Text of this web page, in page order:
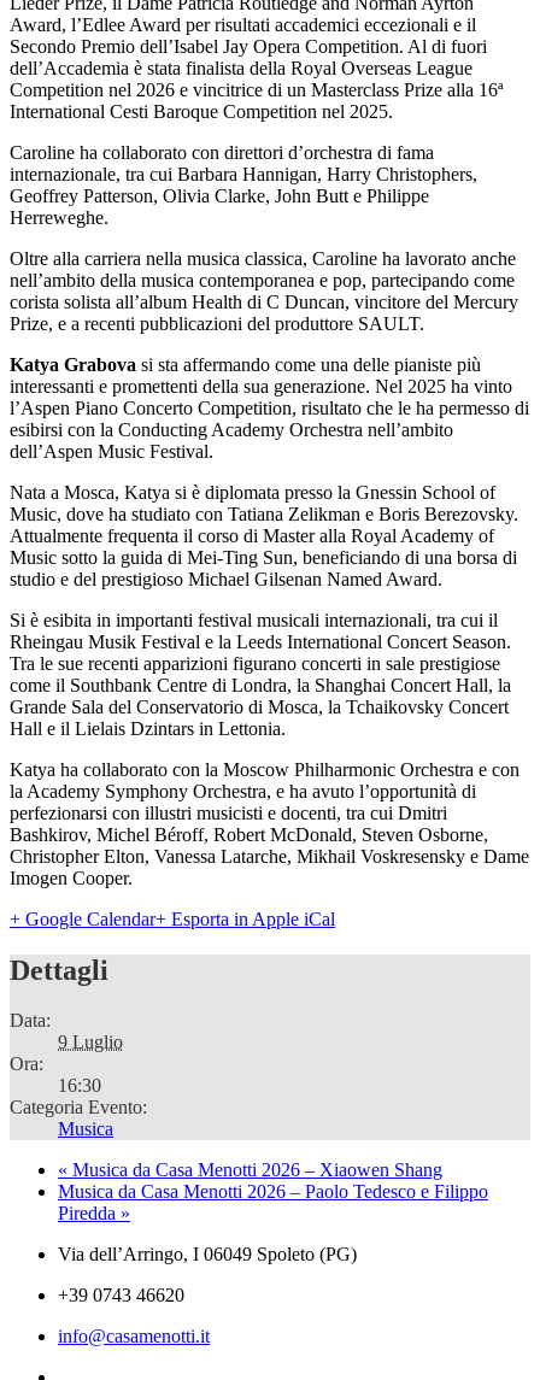
Award, l’Edlee Award per risultati accademici eccezionali e il
Secondo Premio dell’Isabel Jay Opera Competition. Al di fuori
dell’Accademia è stata finalista della Royal Overseas League
Competition nel 2026 e vincitrice di un Masterclass Prize alla 16ª
International Cesti Baroque Competition nel 2025.
Caroline ha collaborato con direttori d’orchestra di fama
internazionale, tra cui Barbara Hannigan, Harry Christophers,
Geoffrey Patterson, Olivia Clarke, John Butt e Philippe
Herreweghe.
Oltre alla carriera nella musica classica, Caroline ha lavorato anche
nell’ambito della musica contemporanea e pop, partecipando come
corista solista all’album Health di C Duncan, vincitore del Mercury
Prize, e a recenti pubblicazioni del produttore SAULT.
Katya Grabova si sta affermando come una delle pianiste più
interessanti e promettenti della sua generazione. Nel 2025 ha vinto
l’Aspen Piano Concerto Competition, risultato che le ha permesso di
esibirsi con la Conducting Academy Orchestra nell’ambito
dell’Aspen Music Festival.
Nata a Mosca, Katya si è diplomata presso la Gnessin School of
Music, dove ha studiato con Tatiana Zelikman e Boris Berezovsky.
Attualmente frequenta il corso di Master alla Royal Academy of
Music sotto la guida di Mei-Ting Sun, beneficiando di una borsa di
studio e del prestigioso Michael Gilsenan Named Award.
Si è esibita in importanti festival musicali internazionali, tra cui il
Rheingau Musik Festival e la Leeds International Concert Season.
Tra le sue recenti apparizioni figurano concerti in sale prestigiose
come il Southbank Centre di Londra, la Shanghai Concert Hall, la
Grande Sala del Conservatorio di Mosca, la Tchaikovsky Concert
Hall e il Lielais Dzintars in Lettonia.
Katya ha collaborato con la Moscow Philharmonic Orchestra e con
la Academy Symphony Orchestra, e ha avuto l’opportunità di
perfezionarsi con illustri musicisti e docenti, tra cui Dmitri
Bashkirov, Michel Béroff, Robert McDonald, Steven Osborne,
Christopher Elton, Vanessa Latarche, Mikhail Voskresensky e Dame
Imogen Cooper.
+ Google Calendar+ Esporta in Apple iCal
Dettagli
Data:
9 Luglio
Ora:
16:30
Categoria Evento:
Musica
« Musica da Casa Menotti 2026 – Xiaowen Shang
Musica da Casa Menotti 2026 – Paolo Tedesco e Filippo
Piredda »
Via dell’Arringo, I 06049 Spoleto (PG)
+39 0743 46620
info@casamenotti.it